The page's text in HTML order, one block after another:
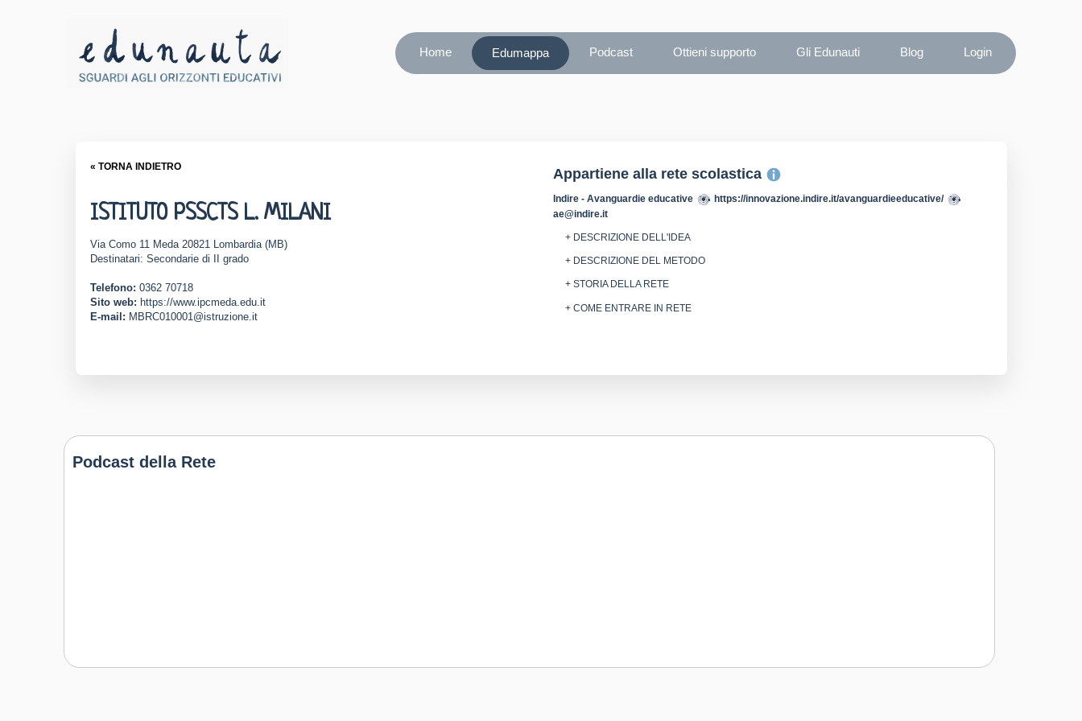
Home Edumappa Podcast Ottieni supporto Gli Edunauti Blog Login
« TORNA INDIETRO
ISTITUTO PSSCTS L. MILANI
Via Como 11 Meda 20821 Lombardia (MB)
Destinatari: Secondarie di II grado
Telefono: 0362 70718
Sito web: https://www.ipcmeda.edu.it
E-mail: MBRC010001@istruzione.it
Appartiene alla rete scolastica
Indire - Avanguardie educative
https://innovazione.indire.it/avanguardieeducative/
ae@indire.it
+ DESCRIZIONE DELL'IDEA
+ DESCRIZIONE DEL METODO
+ STORIA DELLA RETE
+ COME ENTRARE IN RETE
Podcast della Rete